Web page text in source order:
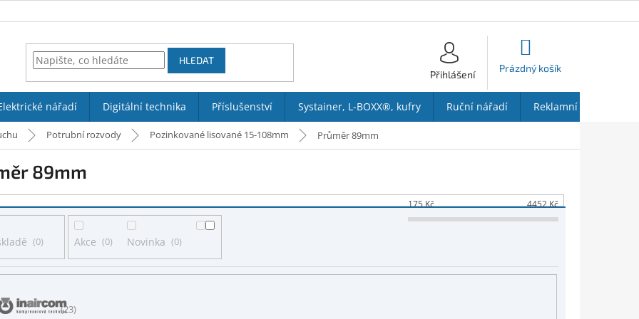
HLEDAT
Přihlášení
Prázdný košík
nářadí Digitální technika Příslušenství Systainer, L-BOXX®, kufry Ruční nářadí Reklamní předměty
Potrubní rozvody Pozinkované lisované 15-108mm Průměr 89mm
89mm
175Kč 4452Kč
0 Akce 0 Novinka 0
23